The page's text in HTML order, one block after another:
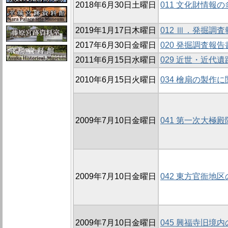
2018年6月30日土曜日 011 文化財情報の
2019年1月17日木曜日
012 Ⅲ．発掘調査
2017年6月30日金曜日
020 発掘調査報告
2011年6月15日水曜日
029 近世・近代遺
2010年6月15日火曜日 034 檜扇の製作に
2009年7月10日金曜日 041 第一次大極殿
2009年7月10日金曜日 042 東方官衙地区
2009年7月10日金曜日 045 興福寺旧境内